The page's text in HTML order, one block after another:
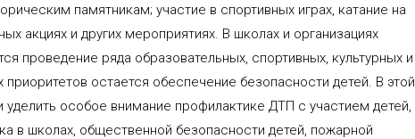
памятникам; участие в спортивных играх, катание на
акциях и других мероприятиях. В школах и организациях
проведение ряда образовательных, спортивных, культурных и
остается обеспечение безопасности детей. В этой
особое внимание профилактике ДТП с участием детей,
в школах, общественной безопасности детей, пожарной